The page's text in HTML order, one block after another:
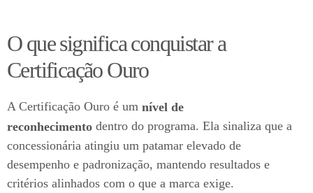
O que significa conquistar a
Certificação Ouro
A Certificação Ouro é um nível de
reconhecimento dentro do programa. Ela sinaliza que a
concessionária atingiu um patamar elevado de
desempenho e padronização, mantendo resultados e
critérios alinhados com o que a marca exige.